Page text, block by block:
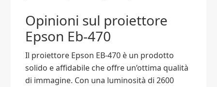
Opinioni sul proiettore
Epson Eb-470
Il proiettore Epson EB-470 è un prodotto
solido e affidabile che offre un’ottima qualità
di immagine. Con una luminosità di 2600